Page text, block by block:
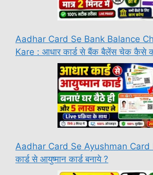
Aadhar Card Se Bank Balance
Kare : आधार कार्ड से बैंक बैलेंस चेक कैसे
Aadhar Card Se Ayushman Card
कार्ड से आयुष्मान कार्ड बनाये ?